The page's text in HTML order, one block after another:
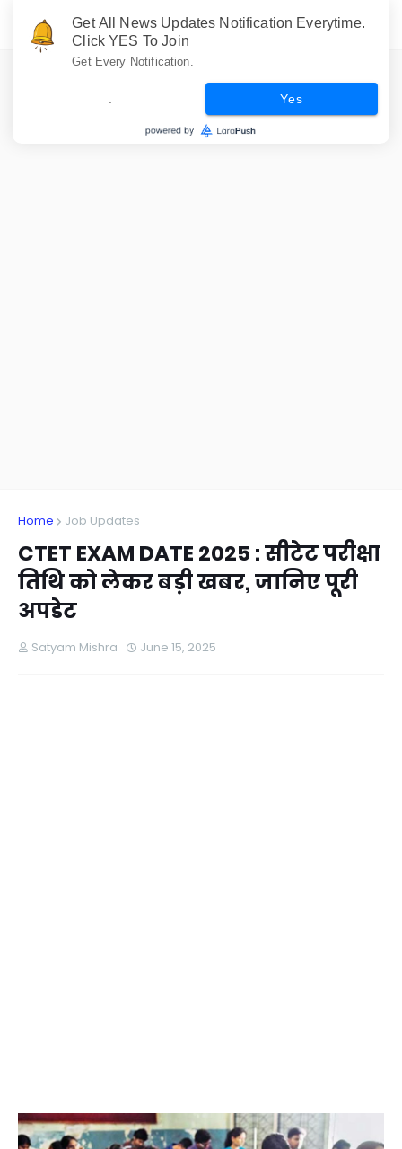
Home Job Updates
CTET EXAM DATE 2025 : सीटेट परीक्षा
तिथि को लेकर बड़ी खबर, जानिए पूरी
अपडेट
Satyam Mishra June 15, 2025
Get All News Updates Notification Everytime.
Click YES To Join
Get Every Notification.
Yes